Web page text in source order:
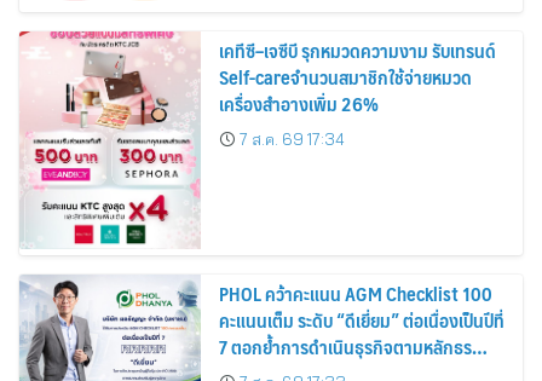
เคทีซี–เจซีบี รุกหมวดความงาม รับเทรนด์
Self-careจำนวนสมาชิกใช้จ่ายหมวด
เครื่องสำอางเพิ่ม 26%
7 ส.ค. 69 17:34
PHOL คว้าคะแนน AGM Checklist 100
คะแนนเต็ม ระดับ “ดีเยี่ยม” ต่อเนื่องเป็นปีที่
7 ตอกย้ำการดำเนินธุรกิจตามหลักธร
รมาภิบาล โปร่งใส สร้างความเชื่อมั่นผู้ถือ